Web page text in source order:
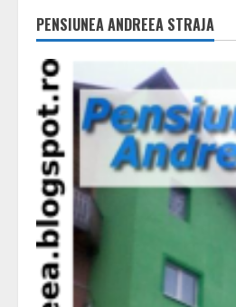
PENSIUNEA ANDREEA STRAJA